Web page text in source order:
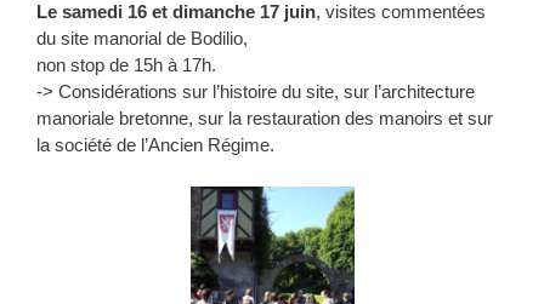
Le samedi 16 et dimanche 17 juin, visites commentées
du site manorial de Bodilio,
non stop de 15h à 17h.
-> Considérations sur l’histoire du site, sur l’architecture
manoriale bretonne, sur la restauration des manoirs et sur
la société de l’Ancien Régime.